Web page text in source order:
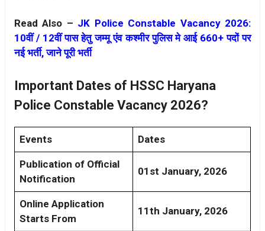
Read Also – JK Police Constable Vacancy 2026:
10वीं / 12वीं पास हेतु जम्मू एंव कश्मीर पुलिस मे आई 660+ पदों पर
नई भर्ती, जाने पूरी भर्ती
Important Dates of HSSC Haryana
Police Constable Vacancy 2026?
Events Dates
Publication of Official
Notification
01st January, 2026
Online Application
Starts From
11th January, 2026